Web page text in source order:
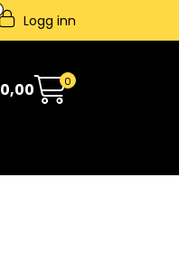
Logg inn
0,00 0